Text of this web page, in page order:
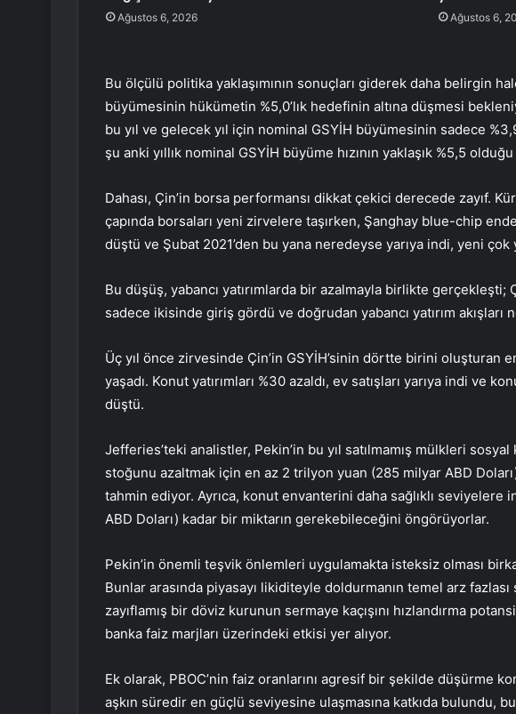
Ağustos 6, 2026 Ağustos 6,
Bu ölçülü politika yaklaşımının sonuçları giderek daha belirgin
büyümesinin hükümetin %5,0’lık hedefinin altına düşmesi
bu yıl ve gelecek yıl için nominal GSYİH büyümesinin sadece
şu anki yıllık nominal GSYİH büyüme hızının yaklaşık %5,5
Dahası, Çin’in borsa performansı dikkat çekici derecede zayıf.
çapında borsaları yeni zirvelere taşırken, Şanghay blue-chip
düştü ve Şubat 2021’den bu yana neredeyse yarıya indi, yeni çok
Bu düşüş, yabancı yatırımlarda bir azalmayla birlikte gerçekleşti;
sadece ikisinde giriş gördü ve doğrudan yabancı yatırım akışları
Üç yıl önce zirvesinde Çin’in GSYİH’sinin dörtte birini oluşturan
yaşadı. Konut yatırımları %30 azaldı, ev satışları yarıya indi ve
düştü.
Jefferies’teki analistler, Pekin’in bu yıl satılmamış mülkleri
stoğunu azaltmak için en az 2 trilyon yuan (285 milyar ABD
tahmin ediyor. Ayrıca, konut envanterini daha sağlıklı
ABD Doları) kadar bir miktarın gerekebileceğini öngörüyorlar.
Pekin’in önemli teşvik önlemleri uygulamakta isteksiz olması
Bunlar arasında piyasayı likiditeyle doldurmanın temel arz
zayıflamış bir döviz kurunun sermaye kaçışını hızlandırma
banka faiz marjları üzerindeki etkisi yer alıyor.
Ek olarak, PBOC’nin faiz oranlarını agresif bir şekilde düşürme
aşkın süredir en güçlü seviyesine ulaşmasına katkıda bulundu,